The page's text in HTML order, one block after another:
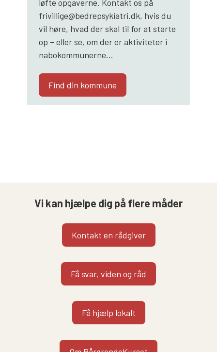
løfte opgaverne. Kontakt os på
frivillige@bedrepsykiatri.dk, hvis du
vil høre, hvad der skal til for at starte
op – eller se, om der er aktiviteter i
nabokommunerne…
Find din kommune
Vi kan hjælpe dig på flere måder
Kontakt en rådgiver
Få svar, viden og råd
Få hjælp lokalt